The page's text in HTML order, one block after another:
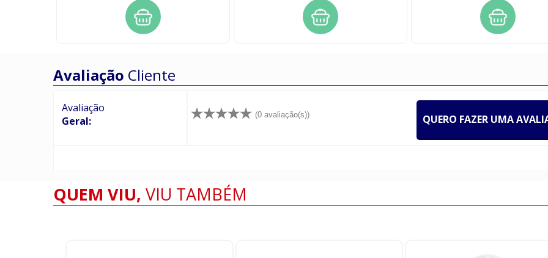
Avaliação Cliente
Avaliação
Geral:
(0 avaliação(s)) QUERO FAZER UMA
QUEM VIU, VIU TAMBÉM